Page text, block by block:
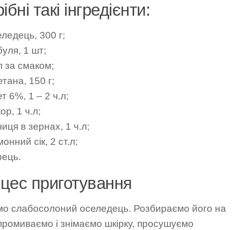
такі інгредієнти:
300 г;
1 шт;
за смаком;
150 г;
6%, 1 – 2 ч.л;
1 ч.л;
в зернах, 1 ч.л;
сік, 2 ст.л;
приготування
слабосолоний оселедець. Розбираємо його на
і знімаємо шкірку, просушуємо